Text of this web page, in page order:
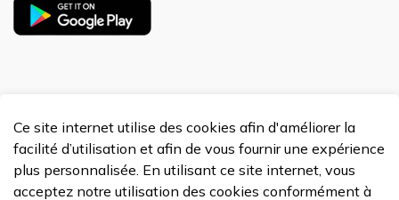
Ce site internet utilise des cookies afin d'améliorer la
facilité d’utilisation et afin de vous fournir une expérience
plus personnalisée. En utilisant ce site internet, vous
acceptez notre utilisation des cookies conformément à
© 2026 BORN Ontario
Made with Govstack